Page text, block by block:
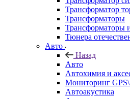
Трансформатор
Трансформаторы
Трансформаторы
Тюнера
Авто
Назад
Авто
Автохимия и
Мониторинг
Автоакустика